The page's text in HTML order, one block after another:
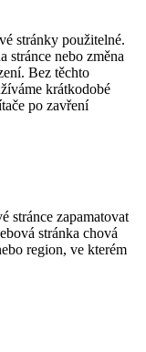
stránky použitelné.
stránce nebo změna
Bez těchto
krátkodobé
po zavření
stránce zapamatovat
stránka chová
region, ve kterém